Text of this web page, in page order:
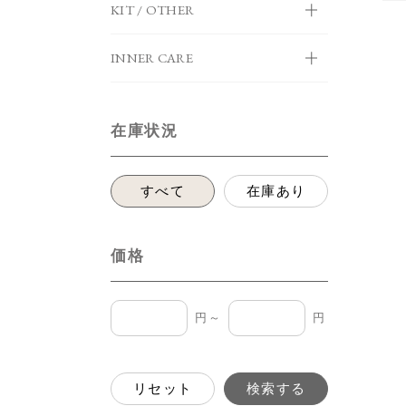
KIT / OTHER
INNER CARE
在庫状況
すべて 在庫あり
価格
円～ 円
リセット 検索する